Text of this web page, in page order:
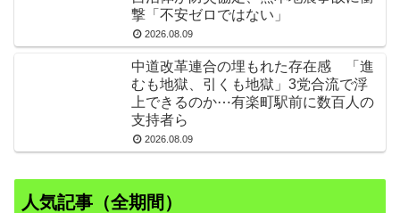
撃「不安ゼロではない」
2026.08.09
中道改革連合の埋もれた存在感 「進
むも地獄、引くも地獄」3党合流で浮
上できるのか⋯有楽町駅前に数百人の
支持者ら
2026.08.09
人気記事（全期間）